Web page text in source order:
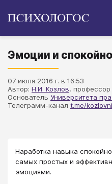
Эмоции и
07 июля 2016 г. в 16:53
Автор: Н.И. Козлов, профессор
Основатель Университета
Телеграмм-канал t.me/kozlovni
Наработка навыка
самых простых и
эмоциями.